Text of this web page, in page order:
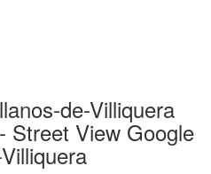
de-Villiquera
Street View Google